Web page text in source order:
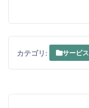
カテゴリ: サービス